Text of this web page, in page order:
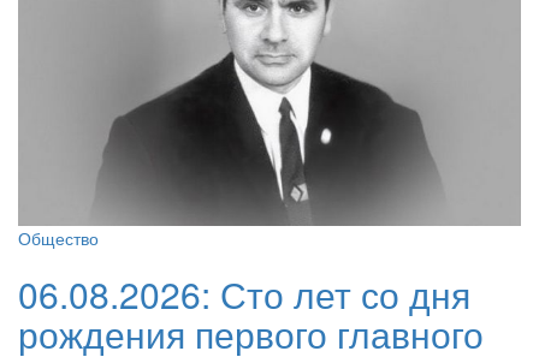
Общество
06.08.2026: Сто лет со дня
рождения первого главного